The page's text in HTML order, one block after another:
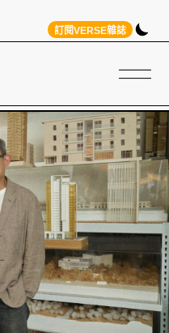
訂閱VERSE雜誌